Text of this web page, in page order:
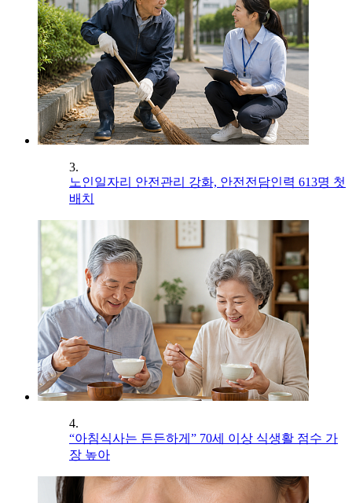
3.
노인일자리 안전관리 강화, 안전전담인력 613명 첫
배치
4.
“아침식사는 든든하게” 70세 이상 식생활 점수 가
장 높아